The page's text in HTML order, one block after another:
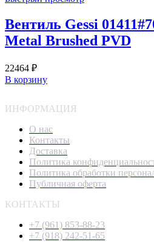
Вентиль Gessi
Metal Brushed PVD
22464 ₽
В корзину
ИНФОРМАЦИЯ
О нас
Контакты
Доставка
Политика
Политика обработки
Публичная оферта
КОНТАКТЫ
+7 (961) 853-88-23
+7 (918) 242-51-65